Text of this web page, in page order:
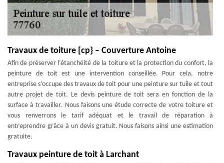
Travaux de toiture [cp} – Couverture Antoine
Afin de préserver l’étanchéité de la toiture et la protection du confort, la
peinture de toit est une intervention conseillée. Pour cela, notre
entreprise s’occupe des travaux de toit pour une peinture sur tuile et tout
autre projet de toit. Le devis peinture de toit sera en fonction de la
surface à travailler. Nous faisons une étude correcte de votre toiture et
vous renverrons le tarif adéquat et le travail de réparation à
entreprendre grâce à un devis gratuit. Nous faisons ainsi une estimation
gratuite.
Travaux peinture de toit à Larchant